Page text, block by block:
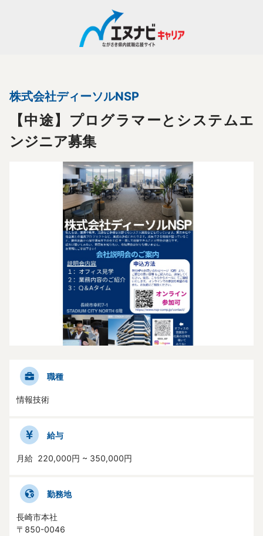
求職者の方
求人検索
特集インタビュー
企業検索
適職診断
ログイン
長崎県人材活躍支援センターのご案内
HOME
株式会社ディーソルNSP
【中途】プログラマーとシステムエ
ンジニア募集
職種
情報技術
給与
月給 220,000円 ~ 350,000円
勤務地
長崎市本社
〒 850-0046